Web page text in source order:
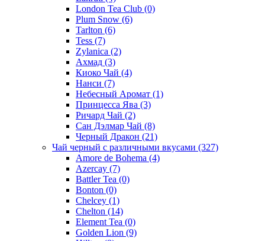
London Tea Club (0)
Plum Snow (6)
Tarlton (6)
Tess (7)
Zylanica (2)
Ахмад (3)
Киоко Чай (4)
Нанси (7)
Небесный Аромат (1)
Принцесса Ява (3)
Ричард Чай (2)
Сан Дэлмар Чай (8)
Черный Дракон (21)
Чай черный с различными вкусами (327)
Amore de Bohema (4)
Azercay (7)
Battler Tea (0)
Bonton (0)
Chelcey (1)
Chelton (14)
Element Tea (0)
Golden Lion (9)